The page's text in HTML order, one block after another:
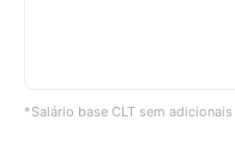
*Salário base CLT sem